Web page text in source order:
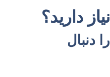
دارید؟
دنبال